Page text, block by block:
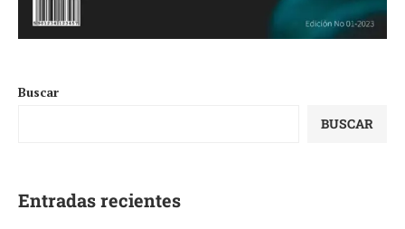
Buscar
BUSCAR
Entradas recientes